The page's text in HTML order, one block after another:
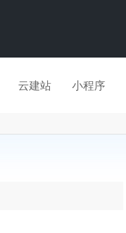
云建站 小程序